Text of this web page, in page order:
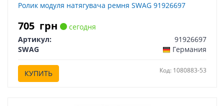
Ролик модуля натягувача ремня SWAG 91926697
705 грн
сегодня
Артикул:
91926697
SWAG
Германия
КУПИТЬ Код: 1080883-53